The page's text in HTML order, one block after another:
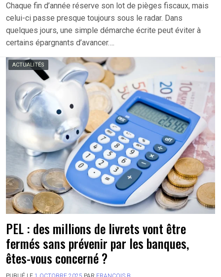
Chaque fin d’année réserve son lot de pièges fiscaux, mais
celui-ci passe presque toujours sous le radar. Dans
quelques jours, une simple démarche écrite peut éviter à
certains épargnants d’avancer….
ACTUALITÉS
PEL : des millions de livrets vont être
fermés sans prévenir par les banques,
êtes-vous concerné ?